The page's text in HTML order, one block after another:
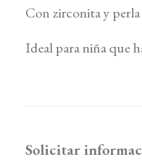
Con zirconita y
Ideal para niña que
Solicitar